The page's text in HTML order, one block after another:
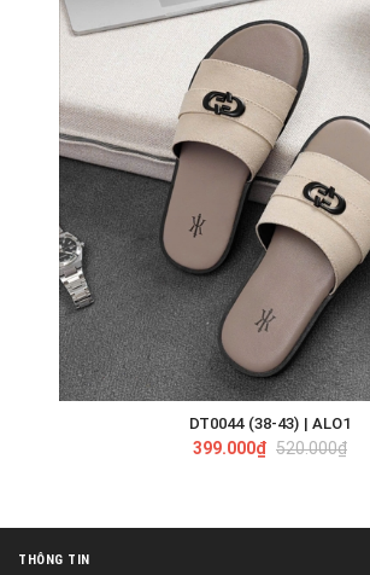
DT0044 (38-43) | ALO1
399.000₫ 520.000₫
THÔNG TIN